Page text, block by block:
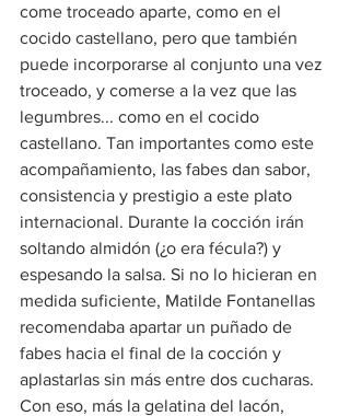
come troceado aparte, como en el
cocido castellano, pero que también
puede incorporarse al conjunto una vez
troceado, y comerse a la vez que las
legumbres... como en el cocido
castellano. Tan importantes como este
acompañamiento, las fabes dan sabor,
consistencia y prestigio a este plato
internacional. Durante la cocción irán
soltando almidón (¿o era fécula?) y
espesando la salsa. Si no lo hicieran en
medida suficiente, Matilde Fontanellas
recomendaba apartar un puñado de
fabes hacia el final de la cocción y
aplastarlas sin más entre dos cucharas.
Con eso, más la gelatina del lacón,